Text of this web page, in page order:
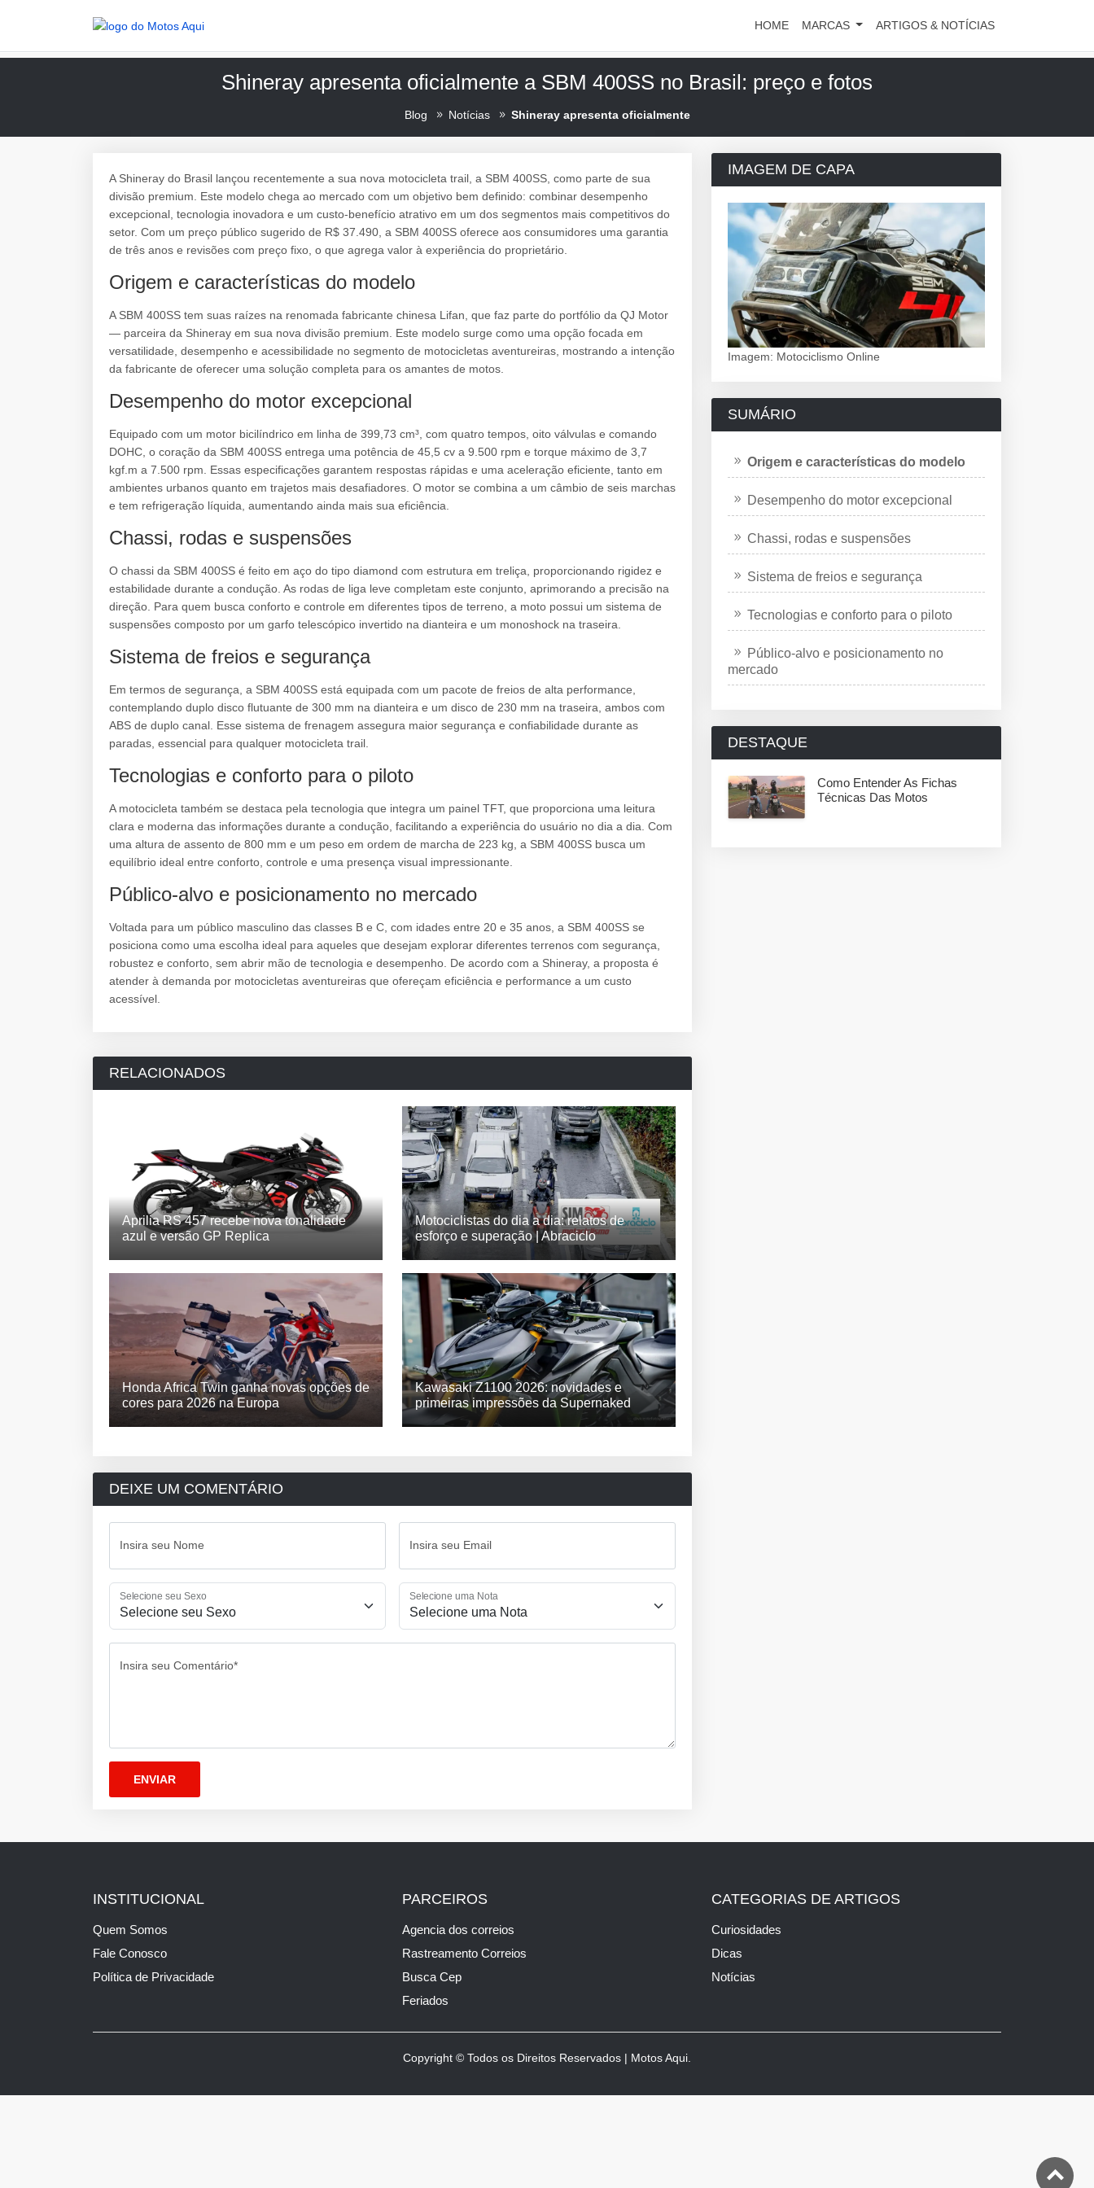
HOME MARCAS ARTIGOS & NOTÍCIAS
Shineray apresenta oficialmente a SBM 400SS no Brasil: preço e fotos
Blog Notícias Shineray apresenta oficialmente
A Shineray do Brasil lançou recentemente a sua nova motocicleta trail, a SBM 400SS, como parte de sua
divisão premium. Este modelo chega ao mercado com um objetivo bem definido: combinar desempenho
excepcional, tecnologia inovadora e um custo-benefício atrativo em um dos segmentos mais competitivos do
setor. Com um preço público sugerido de R$ 37.490, a SBM 400SS oferece aos consumidores uma garantia
de três anos e revisões com preço fixo, o que agrega valor à experiência do proprietário.
Origem e características do modelo
A SBM 400SS tem suas raízes na renomada fabricante chinesa Lifan, que faz parte do portfólio da QJ Motor
— parceira da Shineray em sua nova divisão premium. Este modelo surge como uma opção focada em
versatilidade, desempenho e acessibilidade no segmento de motocicletas aventureiras, mostrando a intenção
da fabricante de oferecer uma solução completa para os amantes de motos.
Desempenho do motor excepcional
Equipado com um motor bicilíndrico em linha de 399,73 cm³, com quatro tempos, oito válvulas e comando
DOHC, o coração da SBM 400SS entrega uma potência de 45,5 cv a 9.500 rpm e torque máximo de 3,7
kgf.m a 7.500 rpm. Essas especificações garantem respostas rápidas e uma aceleração eficiente, tanto em
ambientes urbanos quanto em trajetos mais desafiadores. O motor se combina a um câmbio de seis marchas
e tem refrigeração líquida, aumentando ainda mais sua eficiência.
Chassi, rodas e suspensões
O chassi da SBM 400SS é feito em aço do tipo diamond com estrutura em treliça, proporcionando rigidez e
estabilidade durante a condução. As rodas de liga leve completam este conjunto, aprimorando a precisão na
direção. Para quem busca conforto e controle em diferentes tipos de terreno, a moto possui um sistema de
suspensões composto por um garfo telescópico invertido na dianteira e um monoshock na traseira.
Sistema de freios e segurança
Em termos de segurança, a SBM 400SS está equipada com um pacote de freios de alta performance,
contemplando duplo disco flutuante de 300 mm na dianteira e um disco de 230 mm na traseira, ambos com
ABS de duplo canal. Esse sistema de frenagem assegura maior segurança e confiabilidade durante as
paradas, essencial para qualquer motocicleta trail.
Tecnologias e conforto para o piloto
A motocicleta também se destaca pela tecnologia que integra um painel TFT, que proporciona uma leitura
clara e moderna das informações durante a condução, facilitando a experiência do usuário no dia a dia. Com
uma altura de assento de 800 mm e um peso em ordem de marcha de 223 kg, a SBM 400SS busca um
equilíbrio ideal entre conforto, controle e uma presença visual impressionante.
Público-alvo e posicionamento no mercado
Voltada para um público masculino das classes B e C, com idades entre 20 e 35 anos, a SBM 400SS se
posiciona como uma escolha ideal para aqueles que desejam explorar diferentes terrenos com segurança,
robustez e conforto, sem abrir mão de tecnologia e desempenho. De acordo com a Shineray, a proposta é
atender à demanda por motocicletas aventureiras que ofereçam eficiência e performance a um custo
acessível.
RELACIONADOS
Aprilia RS 457 recebe nova tonalidade
azul e versão GP Replica
Motociclistas do dia a dia: relatos de
esforço e superação | Abraciclo
Honda Africa Twin ganha novas opções de
cores para 2026 na Europa
Kawasaki Z1100 2026: novidades e
primeiras impressões da Supernaked
DEIXE UM COMENTÁRIO
Insira seu Nome Insira seu Email
Selecione seu Sexo Selecione uma Nota
Insira seu Comentário*
IMAGEM DE CAPA
Imagem: Motociclismo Online
SUMÁRIO
Origem e características do modelo
Desempenho do motor excepcional
Chassi, rodas e suspensões
Sistema de freios e segurança
Tecnologias e conforto para o piloto
Público-alvo e posicionamento no
mercado
DESTAQUE
Como Entender As Fichas
Técnicas Das Motos
INSTITUCIONAL
Quem Somos
Fale Conosco
Política de Privacidade
PARCEIROS
Agencia dos correios
Rastreamento Correios
Busca Cep
Feriados
CATEGORIAS DE ARTIGOS
Curiosidades
Dicas
Notícias
Copyright © Todos os Direitos Reservados | Motos Aqui.